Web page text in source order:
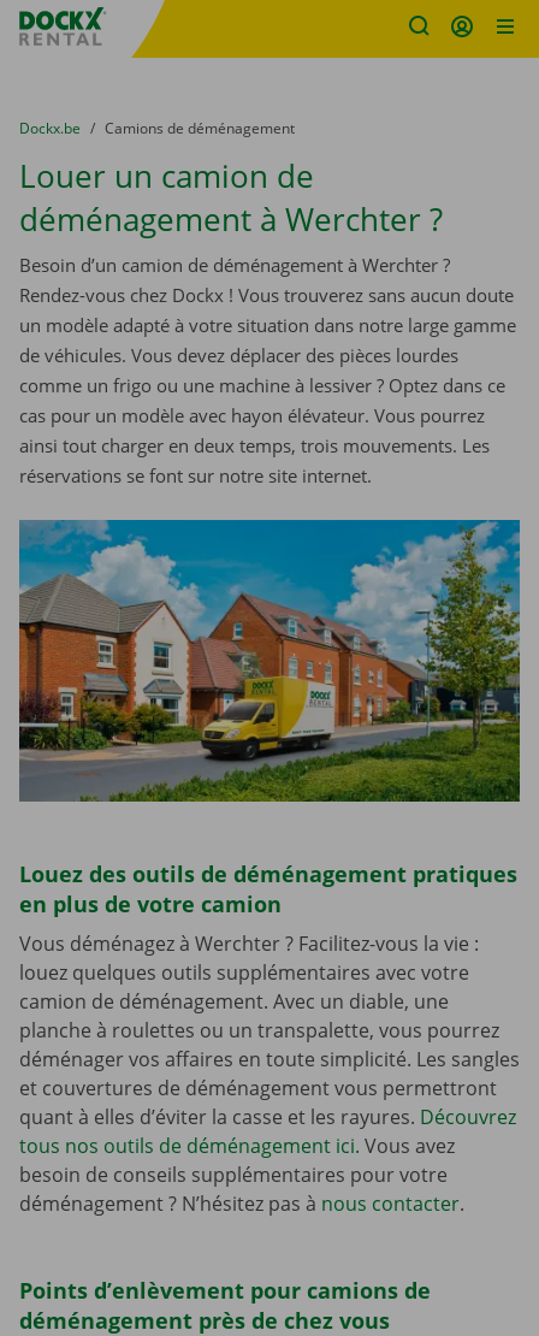
sitename
You are here:
du
Dockx.be to
Camions de déménagement
Louer un camion de
déménagement à Werchter ?
Besoin d’un camion de déménagement à Werchter ?
Rendez-vous chez Dockx ! Vous trouverez sans aucun doute
un modèle adapté à votre situation dans notre large gamme
de véhicules. Vous devez déplacer des pièces lourdes
comme un frigo ou une machine à lessiver ? Optez dans ce
cas pour un modèle avec hayon élévateur. Vous pourrez
ainsi tout charger en deux temps, trois mouvements. Les
réservations se font sur notre site internet.
Louez des outils de déménagement pratiques
en plus de votre camion
Vous déménagez à Werchter ? Facilitez-vous la vie :
louez quelques outils supplémentaires avec votre
camion de déménagement. Avec un diable, une
planche à roulettes ou un transpalette, vous pourrez
déménager vos affaires en toute simplicité. Les sangles
et couvertures de déménagement vous permettront
quant à elles d’éviter la casse et les rayures. Découvrez
tous nos outils de déménagement ici. Vous avez
besoin de conseils supplémentaires pour votre
déménagement ? N’hésitez pas à nous contacter.
Points d’enlèvement pour camions de
déménagement près de chez vous